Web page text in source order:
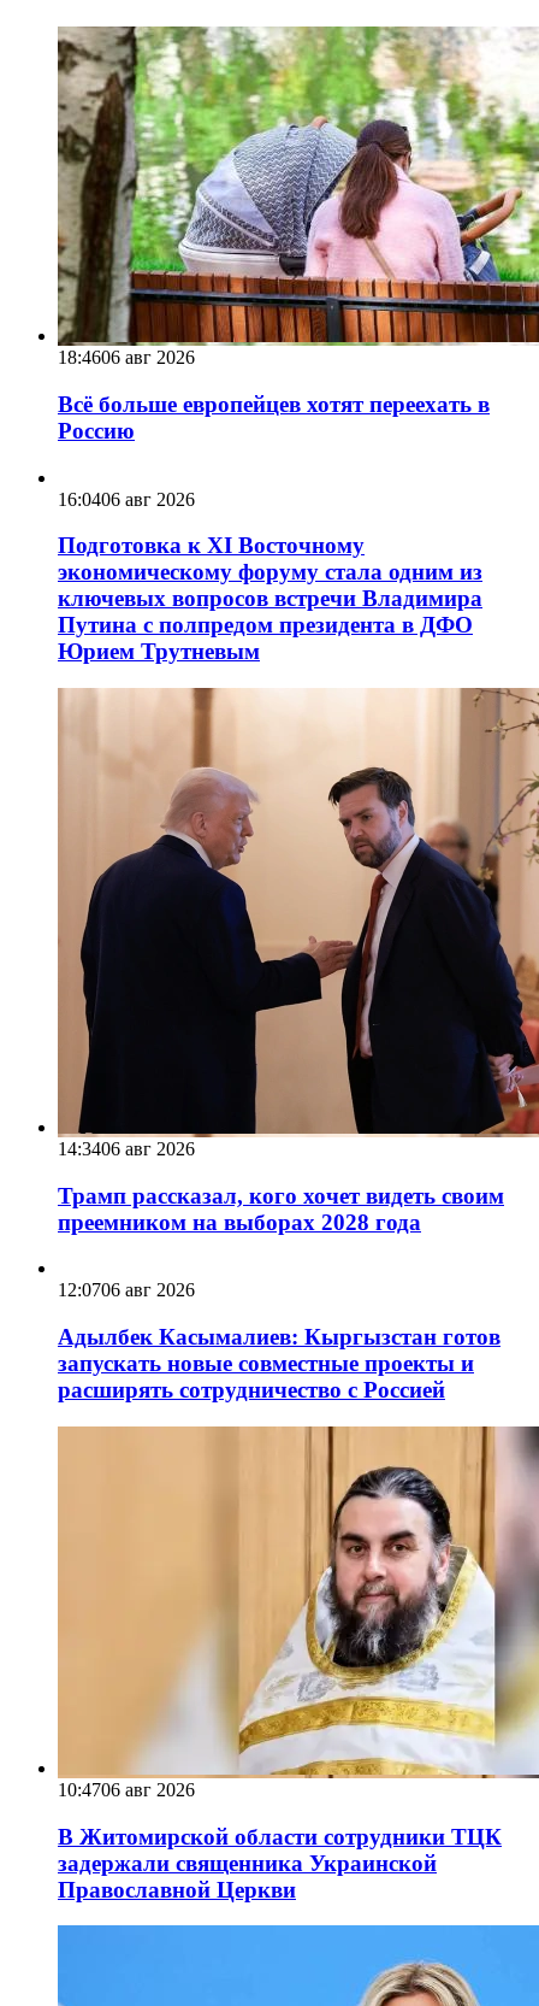
18:4606 авг 2026
Всё больше европейцев хотят переехать в
Россию
16:0406 авг 2026
Подготовка к XI Восточному
экономическому форуму стала одним из
ключевых вопросов встречи Владимира
Путина с полпредом президента в ДФО
Юрием Трутневым
14:3406 авг 2026
Трамп рассказал, кого хочет видеть своим
преемником на выборах 2028 года
12:0706 авг 2026
Адылбек Касымалиев: Кыргызстан готов
запускать новые совместные проекты и
расширять сотрудничество с Россией
10:4706 авг 2026
В Житомирской области сотрудники ТЦК
задержали священника Украинской
Православной Церкви